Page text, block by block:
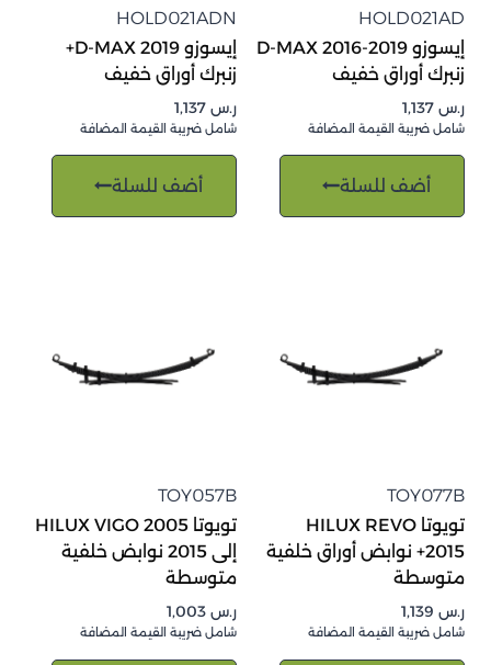
HOLD021AD
إيسوزو D-MAX 2016-2019
زنبرك أوراق خفيف
ر.س
شامل ضريبة القيمة المضافة
أضف للسلة
HOLD021ADN
إيسوزو D-MAX 2019+
زنبرك أوراق خفيف
ر.س
شامل ضريبة القيمة المضافة
أضف للسلة
TOY077B
تويوتا HILUX REVO
2015+ نوابض أوراق خلفية
متوسطة
ر.س
شامل ضريبة القيمة المضافة
TOY057B
تويوتا HILUX VIGO 2005
إلى 2015 نوابض خلفية
متوسطة
ر.س
شامل ضريبة القيمة المضافة